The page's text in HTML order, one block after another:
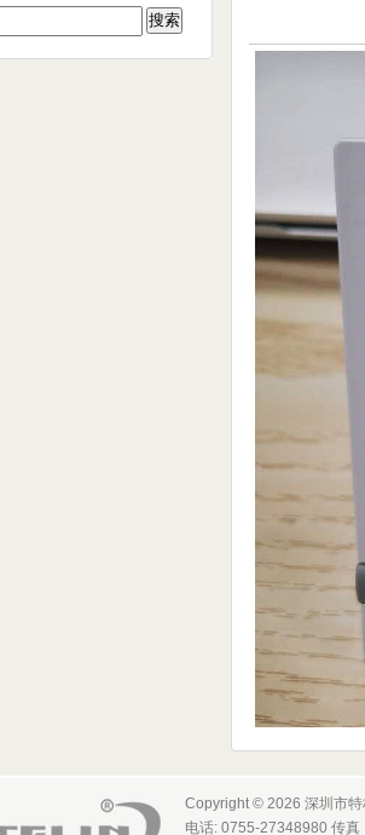
Copyright © 2026 深圳市特
电话: 0755-27348980 传